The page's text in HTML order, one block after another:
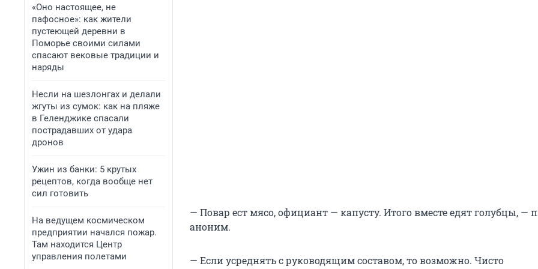
«Оно настоящее, не
пафосное»: как жители
пустеющей деревни в
Поморье своими силами
спасают вековые традиции и
наряды
Несли на шезлонгах и делали
жгуты из сумок: как на пляже
в Геленджике спасали
пострадавших от удара
дронов
Ужин из банки: 5 крутых
рецептов, когда вообще нет
сил готовить
На ведущем космическом
предприятии начался пожар.
Там находится Центр
управления полетами
— Повар ест мясо, официант — капусту. Итого вместе едят голубцы, —
аноним.
— Если усреднять с руководящим составом, то возможно. Чисто